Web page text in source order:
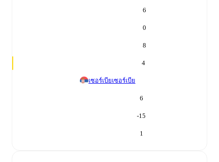
6
0
8
4
เซอร์เบียเซอร์เบีย
6
-15
1